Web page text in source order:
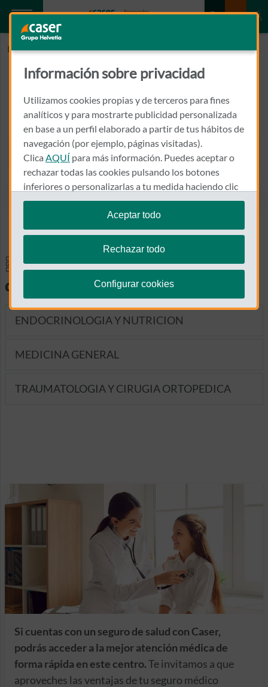
Inicio CLINICA ETIOSALUD
CLINICA ETIOSALUD
24002 - LEON
681 824 126
Llamar a CLINICA
Ver el mapa en Google Maps
Especialidades y pruebas
diagnósticas
ENDOCRINOLOGIA Y NUTRICION
MEDICINA GENERAL
TRAUMATOLOGIA Y CIRUGIA ORTOPEDICA
Si cuentas con un seguro de salud con Caser,
podrás acceder a la mejor atención médica de
forma rápida en este centro.Te invitamos a que
aproveches las ventajas de tu seguro médico
Información sobre privacidad
Utilizamos cookies propias y de terceros para fines
analíticos y para mostrarte publicidad personalizada
en base a un perfil elaborado a partir de tus hábitos de
navegación (por ejemplo, páginas visitadas).
Clica AQUÍ para más información. Puedes aceptar o
rechazar todas las cookies pulsando los botones
inferiores o personalizarlas a tu medida haciendo clic
en"configurar cookies".
Te recordamos que puedes modificar tus ajustes de
cookies en cualquier momento en la sección
Aceptar todo
Rechazar todo
Configurar cookies